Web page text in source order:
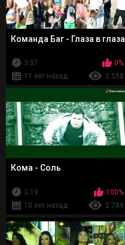
Команда Баг - Глаза в глаза
3:57
0%
11 лет назад
2 558
Кома - Соль
3:19
100%
10 лет назад
2 789